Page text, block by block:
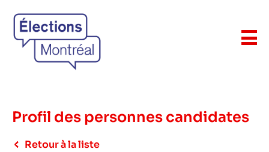
Profil des personnes candidates
Retour à la liste